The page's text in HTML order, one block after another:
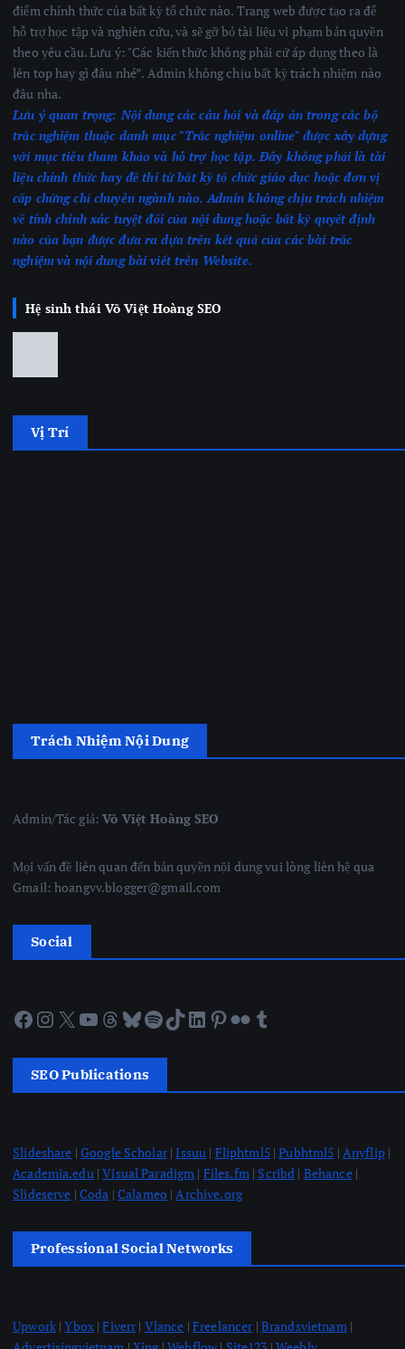
điểm chính thức của bất kỳ tổ chức nào. Trang web được tạo ra để
hỗ trợ học tập và nghiên cứu, và sẽ gỡ bỏ tài liệu vi phạm bản quyền
theo yêu cầu. Lưu ý: "Các kiến thức không phải cứ áp dụng theo là
lên top hay gì đâu nhé”. Admin không chịu bất kỳ trách nhiệm nào
đâu nha.
Lưu ý quan trọng: Nội dung các câu hỏi và đáp án trong các bộ
trắc nghiệm thuộc danh mục "Trắc nghiệm online" được xây dựng
với mục tiêu tham khảo và hỗ trợ học tập. Đây không phải là tài
liệu chính thức hay đề thi từ bất kỳ tổ chức giáo dục hoặc đơn vị
cấp chứng chỉ chuyên ngành nào. Admin không chịu trách nhiệm
về tính chính xác tuyệt đối của nội dung hoặc bất kỳ quyết định
nào của bạn được đưa ra dựa trên kết quả của các bài trắc
nghiệmvà nội dung bài viết trên Website.
Hệ sinh thái Võ Việt Hoàng SEO
Vị Trí
Trách Nhiệm Nội Dung
Admin/Tác giả:Võ Việt Hoàng SEO
Mọi vấn đề liên quan đến bản quyền nội dung vui lòng liên hệ qua
Gmail: hoangvv.blogger@gmail.com
Social
Facebook Instagram X YouTube Threads Bluesky Spotify TikTok LinkedIn Pinterest Flickr Tumblr
SEO Publications
Slideshare | Google Scholar|Issuu | Fliphtml5|Pubhtml5 | Anyflip|
Academia.edu|Visual Paradigm | Files.fm| Scribd | Behance|
Slideserve | Coda | Calameo|Archive.org
Professional Social Networks
Upwork|Ybox|Fiverr| Vlance | Freelancer| Brandsvietnam|